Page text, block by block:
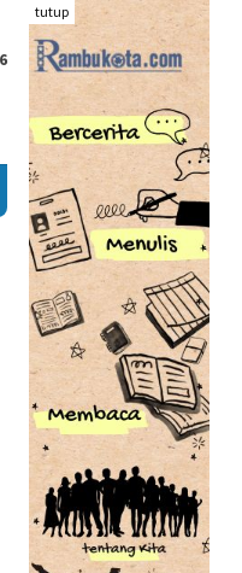
tutup
menarik dari situs